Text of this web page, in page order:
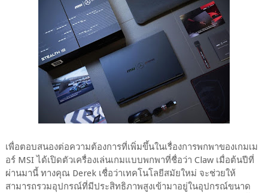
เพื่อตอบสนองต่อความต้องการที่เพิ่มขึ้นในเรื่องการพกพาของเกมเม
อร์ MSI ได้เปิดตัวเครื่องเล่นเกมแบบพกพาที่ชื่อว่า Claw เมื่อต้นปีที่
ผ่านมานี้ ทางคุณ Derek เชื่อว่าเทคโนโลยีสมัยใหม่ จะช่วยให้
สามารถรวมอุปกรณ์ที่มีประสิทธิภาพสูงเข้ามาอยู่ในอุปกรณ์ขนาด